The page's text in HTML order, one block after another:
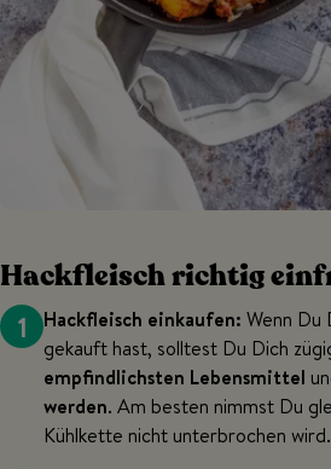
Hackfleisch richtig
1 Hackfleisch einkaufen: Wenn Du
gekauft hast, solltest Du Dich
empfindlichsten Lebensmittel
werden. Am besten nimmst Du
Kühlkette nicht unterbrochen wird.